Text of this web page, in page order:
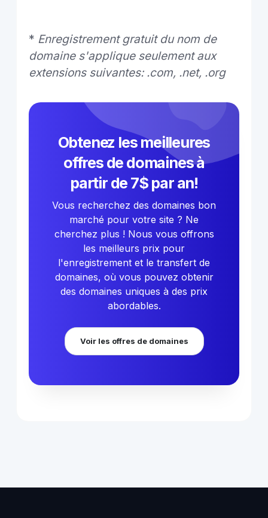
* Enregistrement gratuit du nom de
domaine s'applique seulement aux
extensions suivantes: .com, .net, .org
Obtenez les meilleures
offres de domaines à
partir de 7$ par an!
Vous recherchez des domaines bon
marché pour votre site ? Ne
cherchez plus ! Nous vous offrons
les meilleurs prix pour
l'enregistrement et le transfert de
domaines, où vous pouvez obtenir
des domaines uniques à des prix
abordables.
Voir les offres de domaines